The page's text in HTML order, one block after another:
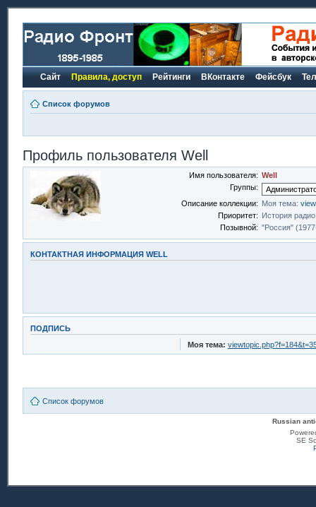
Сайт Правила, доступ Рейтинги ВКонтакте Фейсбук
Список форумов
Профиль пользователя Well
Имя пользователя: Well
Группы:
Описание коллекции: Моя тема:
Приоритет: История
Позывной: "Россия"
КОНТАКТНАЯ ИНФОРМАЦИЯ WELL
ПОДПИСЬ
Моя тема:
Список форумов
Russian
SE